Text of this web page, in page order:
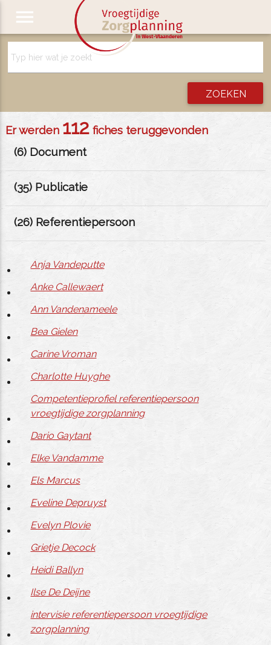
menu
Er werden 112fiches teruggevonden
(6) Document
(35) Publicatie
(26) Referentiepersoon
Anja Vandeputte
Anke Callewaert
Ann Vandenameele
Bea Gielen
Carine Vroman
Charlotte Huyghe
Competentieprofiel referentiepersoon
vroegtijdige zorgplanning
Dario Gaytant
Elke Vandamme
Els Marcus
Eveline Depruyst
Evelyn Plovie
Grietje Decock
Heidi Ballyn
Ilse De Deijne
intervisie referentiepersoon vroegtijdige
zorgplanning